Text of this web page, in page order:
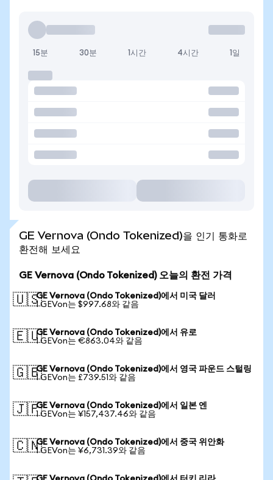
15분 30분 1시간 4시간 1일
GE Vernova (Ondo Tokenized)을 인기 통화로
환전해 보세요
GE Vernova (Ondo Tokenized) 오늘의 환전 가격
🇺🇸GE Vernova (Ondo Tokenized)에서 미국 달러
1 GEVon는 $997.68와 같음
🇪🇺GE Vernova (Ondo Tokenized)에서 유로
1 GEVon는 €863.04와 같음
🇬🇧GE Vernova (Ondo Tokenized)에서 영국 파운드 스털링
1 GEVon는 £739.51와 같음
🇯🇵GE Vernova (Ondo Tokenized)에서 일본 엔
1 GEVon는 ¥157,437.46와 같음
🇨🇳GE Vernova (Ondo Tokenized)에서 중국 위안화
1 GEVon는 ¥6,731.39와 같음